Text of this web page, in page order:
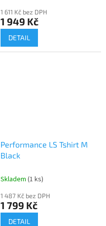
1 611 Kč bez DPH
1 949 Kč
DETAIL
Performance LS Tshirt M
Black
Skladem (1 ks)
1 487 Kč bez DPH
1 799 Kč
DETAIL